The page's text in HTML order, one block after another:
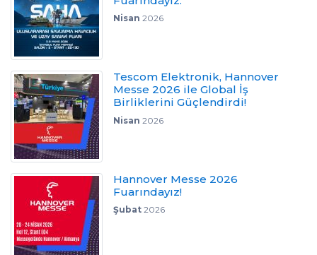
Nisan 2026
Tescom Elektronik, Hannover
Messe 2026 ile Global İş
Birliklerini Güçlendirdi!
Nisan 2026
Hannover Messe 2026
Fuarındayız!
Şubat2026